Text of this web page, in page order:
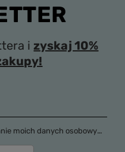
i zyskaj 10%
wysyłki newslettera z informacją handlową (marketing). Więcej w